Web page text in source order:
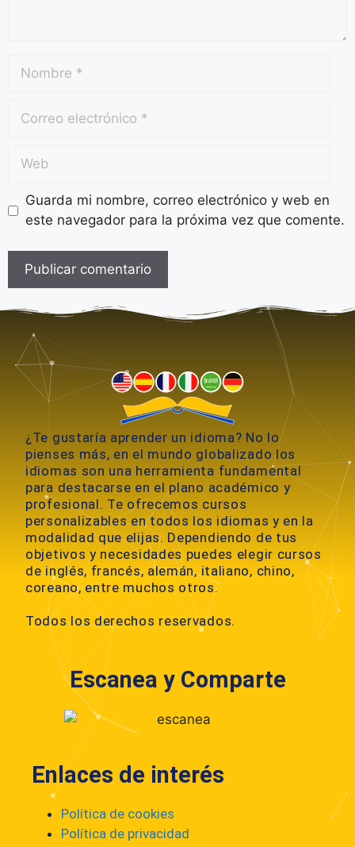
Guarda mi nombre, correo electrónico y web en
este navegador para la próxima vez que comente.
A
e
¿Te gustaría aprender un idioma? No lo
pienses más, en el mundo globalizado los
idiomas son una herramienta fundamental
para destacarse en el plano académico y
profesional. Te ofrecemos cursos
personalizables en todos los idiomas y en la
modalidad que elijas. Dependiendo de tus
objetivos y necesidades puedes elegir cursos
de inglés, francés, alemán, italiano, chino,
coreano, entre muchos otros.
Todos los derechos reservados.
Escanea y Comparte
Enlaces de interés
Política de cookies
Política de privacidad